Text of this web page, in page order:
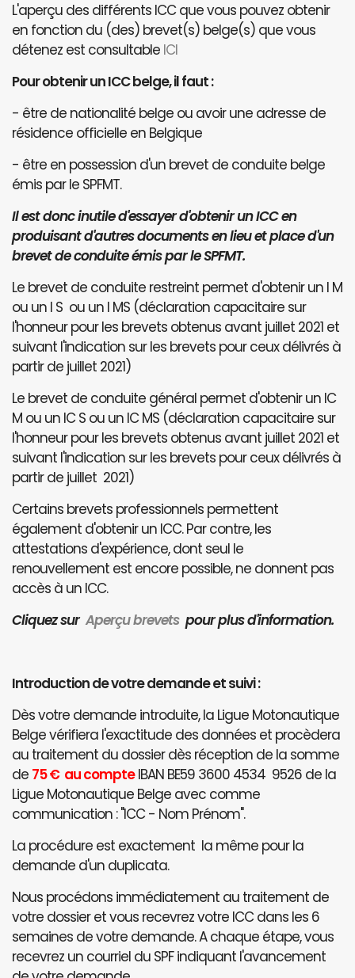
L'aperçu des différents ICC que vous pouvez obtenir
en fonction du (des) brevet(s) belge(s) que vous
détenez est consultable ICI
Pour obtenir un ICC belge, il faut :
- être de nationalité belge ou avoir une adresse de
résidence officielle en Belgique
- être en possession d'un brevet de conduite belge
émis par le SPFMT.
Il est donc inutile d'essayer d'obtenir un ICC en
produisant d'autres documents en lieu et place d'un
brevet de conduite émis par le SPFMT.
Le brevet de conduite restreint permet d'obtenir un I M
ou un I S ou un I MS (déclaration capacitaire sur
l'honneur pour les brevets obtenus avant juillet 2021 et
suivant l'indication sur les brevets pour ceux délivrés à
partir de juillet 2021)
Le brevet de conduite général permet d'obtenir un IC
M ou un IC S ou un IC MS (déclaration capacitaire sur
l'honneur pour les brevets obtenus avant juillet 2021 et
suivant l'indication sur les brevets pour ceux délivrés à
partir de juillet 2021)
Certains brevets professionnels permettent
également d'obtenir un ICC. Par contre, les
attestations d'expérience, dont seul le
renouvellement est encore possible, ne donnent pas
accès à un ICC.
Cliquez surAperçu brevets pour plus d'information.
Introduction de votre demande et suivi :
Dès votre demande introduite, la Ligue Motonautique
Belge vérifiera l'exactitude des données et procèdera
au traitement du dossier dès réception de la somme
de 75 € au compteIBAN BE59 3600 4534 9526 de la
Ligue Motonautique Belge avec comme
communication : "ICC - Nom Prénom".
La procédure est exactement la même pour la
demande d'un duplicata.
Nous procédons immédiatement au traitement de
votre dossier et vous recevrez votre ICC dans les 6
semaines de votre demande. A chaque étape, vous
recevrez un courriel du SPF indiquant l'avancement